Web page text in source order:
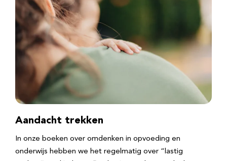
Aandacht trekken
In onze boeken over omdenken in opvoeding en
onderwijs hebben we het regelmatig over “lastig